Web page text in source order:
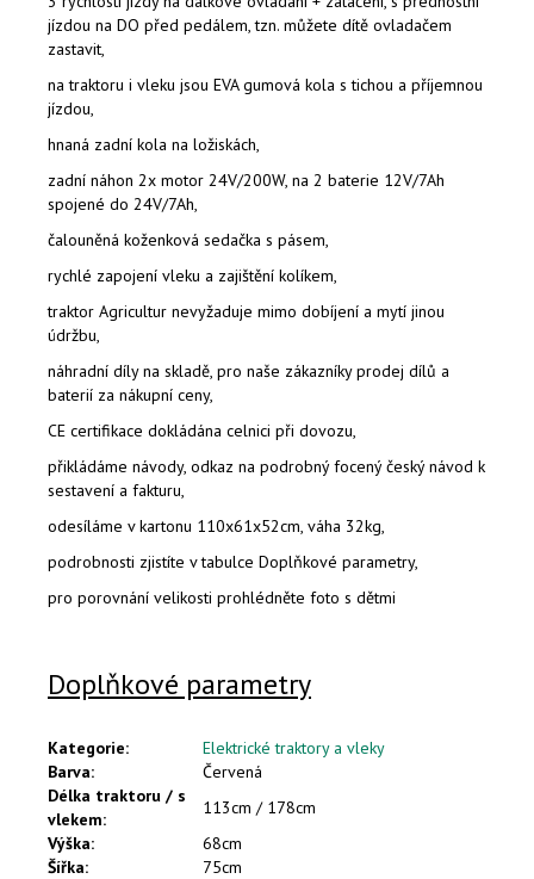
jízdou na DO před pedálem, tzn. můžete dítě ovladačem
zastavit,
na traktoru i vleku jsou EVA gumová kola s tichou a příjemnou
jízdou,
hnaná zadní kola na ložiskách,
zadní náhon 2x motor 24V/200W, na 2 baterie 12V/7Ah
spojené do 24V/7Ah,
čalouněná koženková sedačka s pásem,
rychlé zapojení vleku a zajištění kolíkem,
traktor Agricultur nevyžaduje mimo dobíjení a mytí jinou
údržbu,
náhradní díly na skladě, pro naše zákazníky prodej dílů a
baterií za nákupní ceny,
CE certifikace dokládána celnici při dovozu,
přikládáme návody, odkaz na podrobný focený český návod k
sestavení a fakturu,
odesíláme v kartonu 110x61x52cm, váha 32kg,
podrobnosti zjistíte v tabulce Doplňkové parametry,
pro porovnání velikosti prohlédněte foto s dětmi
Doplňkové parametry
Kategorie:
Elektrické traktory a vleky
Barva:
Červená
Délka traktoru / s
vlekem:
113cm / 178cm
Výška:
68cm
Šířka:
75cm